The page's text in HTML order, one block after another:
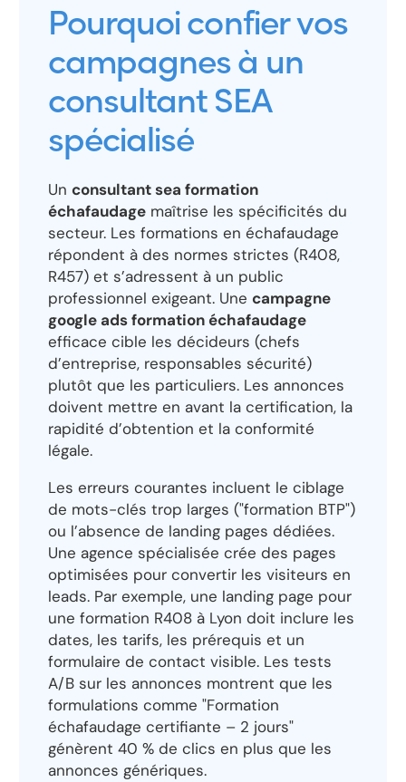
Pourquoi confier vos
campagnes à un
consultant SEA
spécialisé
Un consultant sea formation
échafaudage maîtrise les spécificités du
secteur. Les formations en échafaudage
répondent à des normes strictes (R408,
R457) et s’adressent à un public
professionnel exigeant. Une campagne
google ads formation échafaudage
efficace cible les décideurs (chefs
d’entreprise, responsables sécurité)
plutôt que les particuliers. Les annonces
doivent mettre en avant la certification, la
rapidité d’obtention et la conformité
légale.
Les erreurs courantes incluent le ciblage
de mots-clés trop larges ("formation BTP")
ou l’absence de landing pages dédiées.
Une agence spécialisée crée des pages
optimisées pour convertir les visiteurs en
leads. Par exemple, une landing page pour
une formation R408 à Lyon doit inclure les
dates, les tarifs, les prérequis et un
formulaire de contact visible. Les tests
A/B sur les annonces montrent que les
formulations comme "Formation
échafaudage certifiante – 2 jours"
génèrent 40 % de clics en plus que les
annonces génériques.